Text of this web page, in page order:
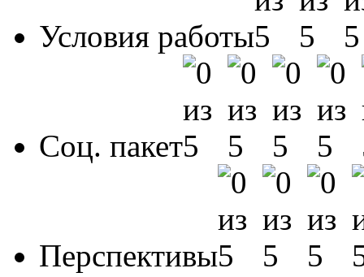
Условия работы
Соц. пакет
Перспективы